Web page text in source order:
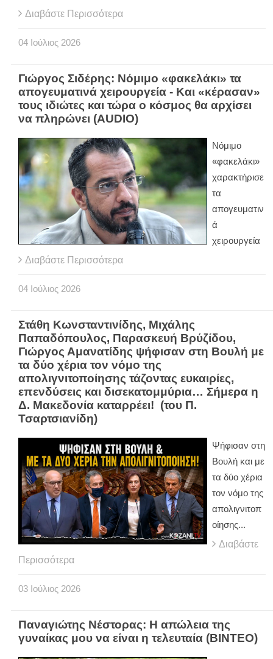
Διαβάστε Περισσότερα
04 Ιούλιος 2026
Γιώργος Σιδέρης: Νόμιμο «φακελάκι» τα
απογευματινά χειρουργεία - Και «κέρασαν»
τους ιδιώτες και τώρα ο κόσμος θα αρχίσει
να πληρώνει (AUDIO)
Νόμιμο
«φακελάκι»
χαρακτήρισε
τα
απογευματιν
ά
χειρουργεία
Διαβάστε Περισσότερα
04 Ιούλιος 2026
Στάθη Κωνσταντινίδης, Μιχάλης
Παπαδόπουλος, Παρασκευή Βρύζίδου,
Γιώργος Αμανατίδης ψήφισαν στη Βουλή με
τα δύο χέρια τον νόμο της
απολιγνιτοποίησης τάζοντας ευκαιρίες,
επενδύσεις και δισεκατομμύρια… Σήμερα η
Δ. Μακεδονία καταρρέει! (του Π.
Τσαρτσιανίδη)
Ψήφισαν στη
Βουλή και με
τα δύο χέρια
τον νόμο της
απολιγνιτοπ
οίησης...
Διαβάστε
Περισσότερα
03 Ιούλιος 2026
Παναγιώτης Νέστορας: Η απώλεια της
γυναίκας μου να είναι η τελευταία (ΒΙΝΤΕΟ)